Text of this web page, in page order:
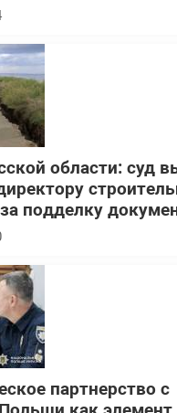
области: суд
подделку
партнерство с